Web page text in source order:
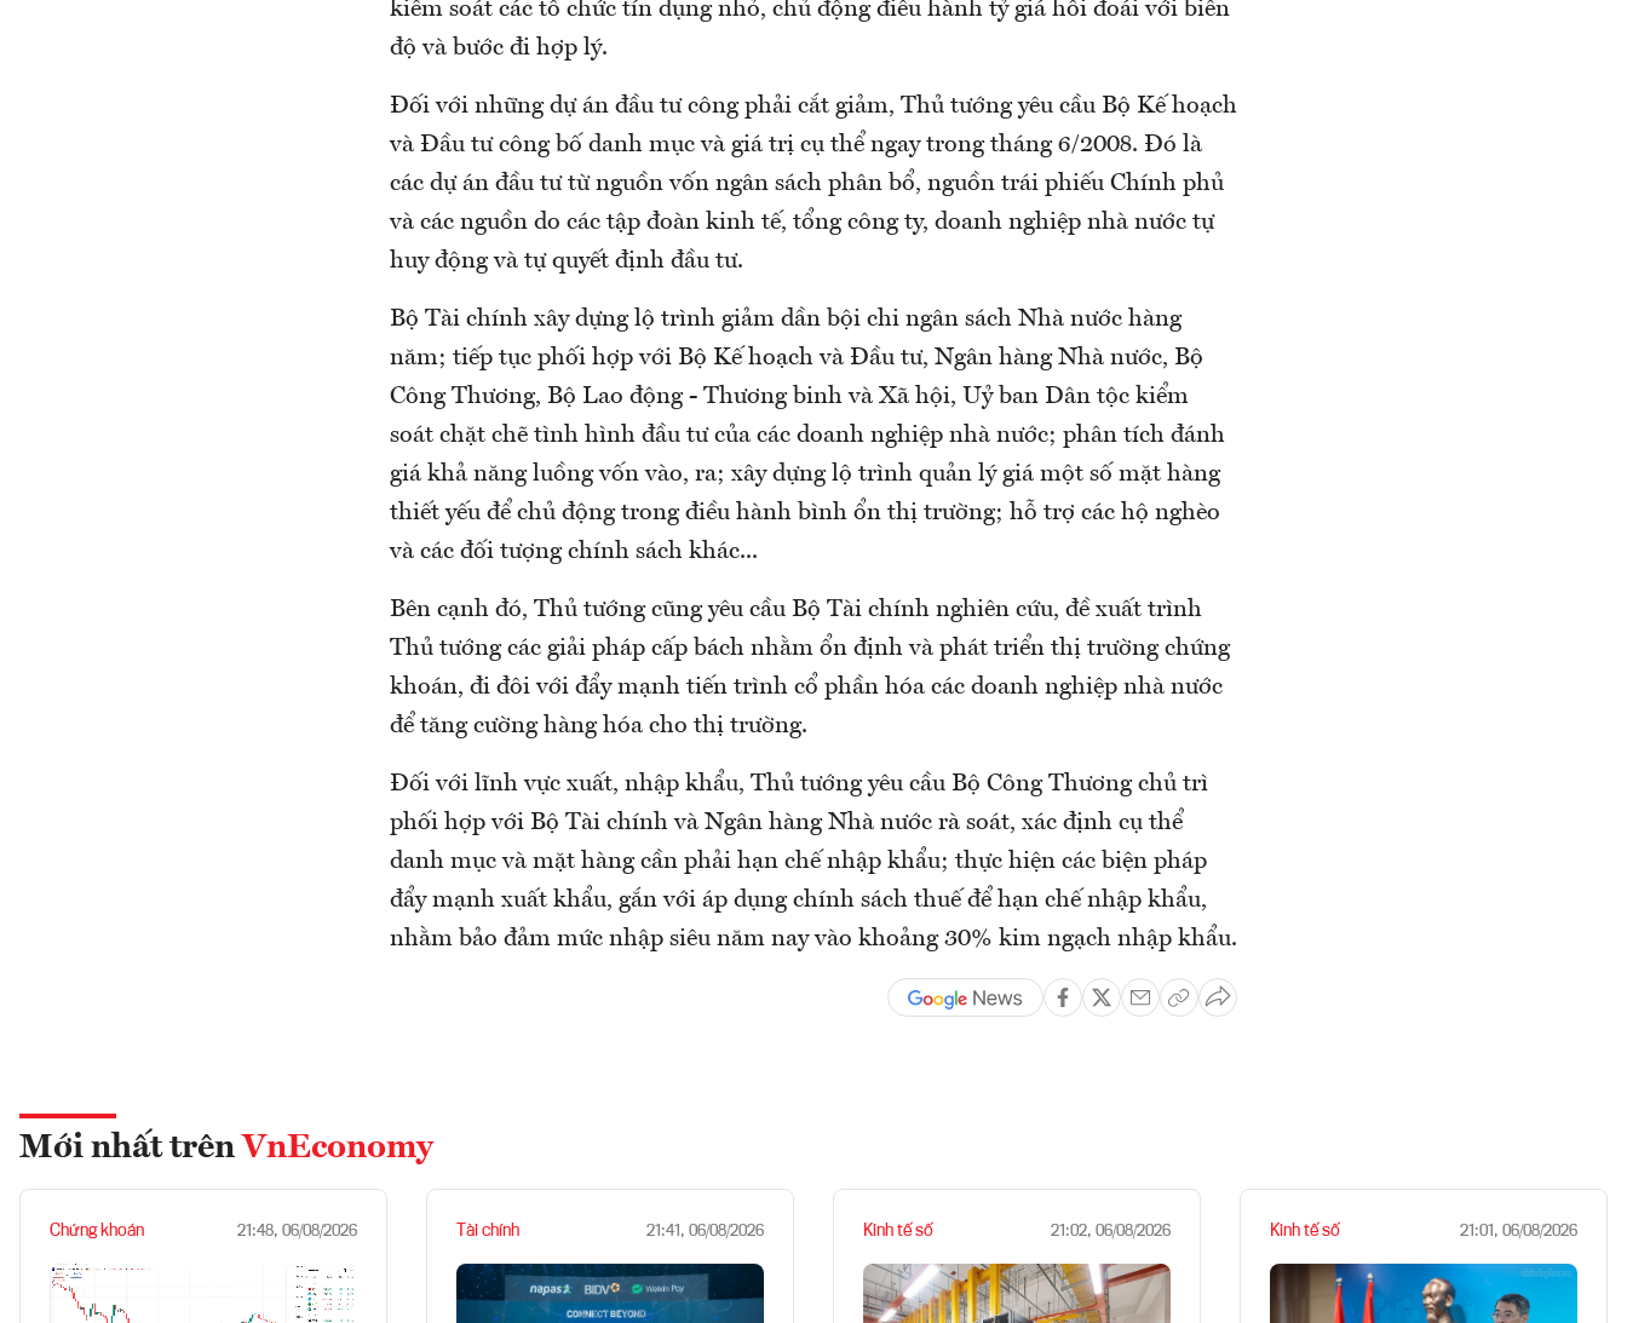
kiểm soát các tổ chức tín dụng nhỏ, chủ động điều hành tỷ giá hối đoái với biên
độ và bước đi hợp lý.
Đối với những dự án đầu tư công phải cắt giảm, Thủ tướng yêu cầu Bộ Kế hoạch
và Đầu tư công bố danh mục và giá trị cụ thể ngay trong tháng 6/2008. Đó là
các dự án đầu tư từ nguồn vốn ngân sách phân bổ, nguồn trái phiếu Chính phủ
và các nguồn do các tập đoàn kinh tế, tổng công ty, doanh nghiệp nhà nước tự
huy động và tự quyết định đầu tư.
Bộ Tài chính xây dựng lộ trình giảm dần bội chi ngân sách Nhà nước hàng
năm; tiếp tục phối hợp với Bộ Kế hoạch và Đầu tư, Ngân hàng Nhà nước, Bộ
Công Thương, Bộ Lao động - Thương binh và Xã hội, Uỷ ban Dân tộc kiểm
soát chặt chẽ tình hình đầu tư của các doanh nghiệp nhà nước; phân tích đánh
giá khả năng luồng vốn vào, ra; xây dựng lộ trình quản lý giá một số mặt hàng
thiết yếu để chủ động trong điều hành bình ổn thị trường; hỗ trợ các hộ nghèo
và các đối tượng chính sách khác...
Bên cạnh đó, Thủ tướng cũng yêu cầu Bộ Tài chính nghiên cứu, đề xuất trình
Thủ tướng các giải pháp cấp bách nhằm ổn định và phát triển thị trường chứng
khoán, đi đôi với đẩy mạnh tiến trình cổ phần hóa các doanh nghiệp nhà nước
để tăng cường hàng hóa cho thị trường.
Đối với lĩnh vực xuất, nhập khẩu, Thủ tướng yêu cầu Bộ Công Thương chủ trì
phối hợp với Bộ Tài chính và Ngân hàng Nhà nước rà soát, xác định cụ thể
danh mục và mặt hàng cần phải hạn chế nhập khẩu; thực hiện các biện pháp
đẩy mạnh xuất khẩu, gắn với áp dụng chính sách thuế để hạn chế nhập khẩu,
nhằm bảo đảm mức nhập siêu năm nay vào khoảng 30% kim ngạch nhập khẩu.
Mới nhất trên VnEconomy
Chứng khoán 21:48, 06/08/2026 Tài chính 21:41, 06/08/2026 Kinh tế số 21:02, 06/08/2026 Kinh tế số 21:01, 06/08/2026